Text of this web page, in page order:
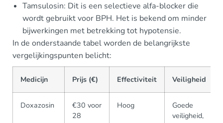
Tamsulosin: Dit is een selectieve alfa-blocker die
wordt gebruikt voor BPH. Het is bekend om minder
bijwerkingen met betrekking tot hypotensie.
In de onderstaande tabel worden de belangrijkste
vergelijkingspunten belicht:
Medicijn Prijs (€) Effectiviteit Veiligheid
Doxazosin
€30 voor
28
Hoog
Goede
veiligheid,